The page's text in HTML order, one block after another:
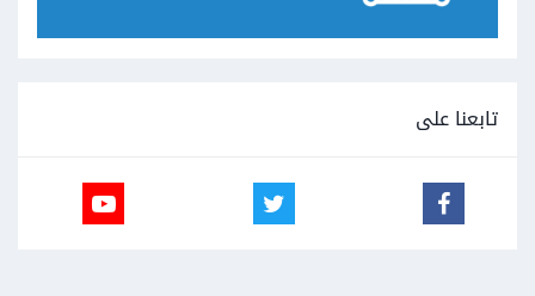
تابعنا على